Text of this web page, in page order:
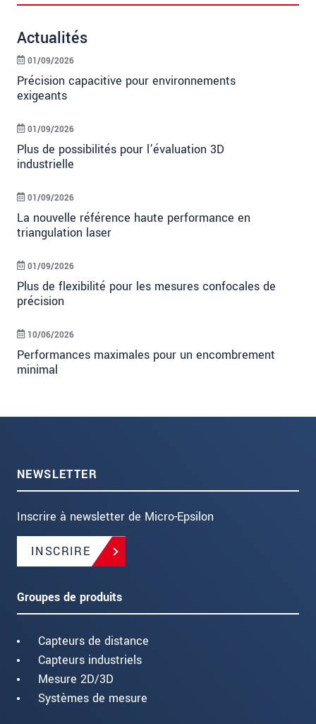
Actualités
Précision capacitive pour environnements
exigeants
01/09/2026
Plus de possibilités pour l’évaluation 3D
industrielle
01/09/2026
La nouvelle référence haute performance en
triangulation laser
01/09/2026
Plus de flexibilité pour les mesures confocales de
précision
01/09/2026
Performances maximales pour un encombrement
minimal
10/06/2026
NEWSLETTER
Inscrire à newsletter de Micro-Epsilon
INSCRIRE
Groupes de produits
Capteurs de distance
Capteurs industriels
Mesure 2D/3D
Systèmes de mesure